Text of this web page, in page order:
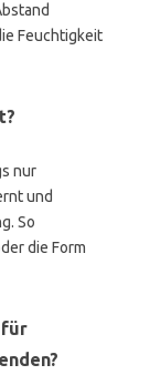
Feuchtigkeit
nur
und
So
die Form
für